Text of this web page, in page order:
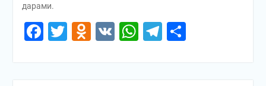
дарами.
Facebook
Twitter
Odnoklassniki
VKWhatsApp
Telegram